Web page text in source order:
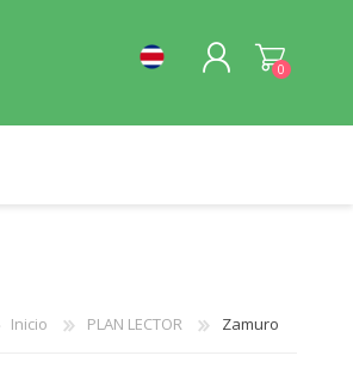
0
Inicio PLAN LECTOR Zamuro